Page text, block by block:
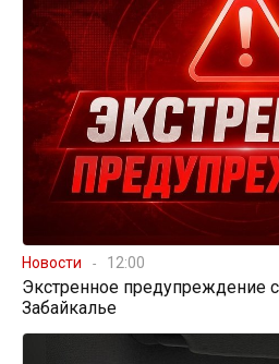
Новости 12:00
Экстренное предупреждение
Забайкалье